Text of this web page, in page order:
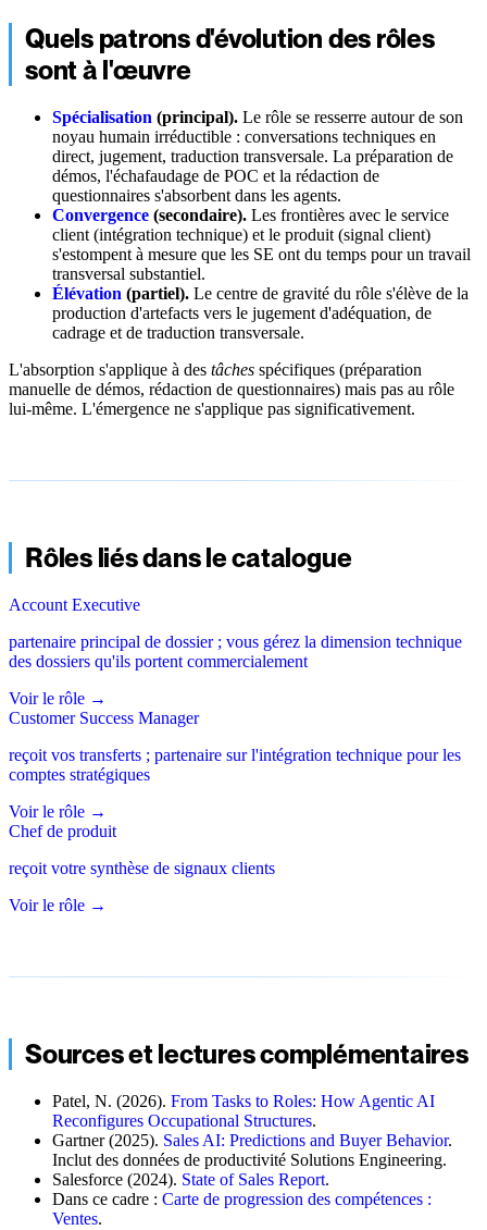
Quels patrons d'évolution des rôles
sont à l'œuvre
Spécialisation (principal). Le rôle se resserre autour de son
noyau humain irréductible : conversations techniques en
direct, jugement, traduction transversale. La préparation de
démos, l'échafaudage de POC et la rédaction de
questionnaires s'absorbent dans les agents.
Convergence (secondaire). Les frontières avec le service
client (intégration technique) et le produit (signal client)
s'estompent à mesure que les SE ont du temps pour un travail
transversal substantiel.
Élévation (partiel). Le centre de gravité du rôle s'élève de la
production d'artefacts vers le jugement d'adéquation, de
cadrage et de traduction transversale.
L'absorption s'applique à des tâches spécifiques (préparation
manuelle de démos, rédaction de questionnaires) mais pas au rôle
lui-même. L'émergence ne s'applique pas significativement.
Rôles liés dans le catalogue
Account Executive
partenaire principal de dossier ; vous gérez la dimension technique
des dossiers qu'ils portent commercialement
Voir le rôle →
Customer Success Manager
reçoit vos transferts ; partenaire sur l'intégration technique pour les
comptes stratégiques
Voir le rôle →
Chef de produit
reçoit votre synthèse de signaux clients
Voir le rôle →
Sources et lectures complémentaires
Patel, N. (2026). From Tasks to Roles: How Agentic AI
Reconfigures Occupational Structures.
Gartner (2025). Sales AI: Predictions and Buyer Behavior.
Inclut des données de productivité Solutions Engineering.
Salesforce (2024). State of Sales Report.
Dans ce cadre : Carte de progression des compétences :
Ventes.